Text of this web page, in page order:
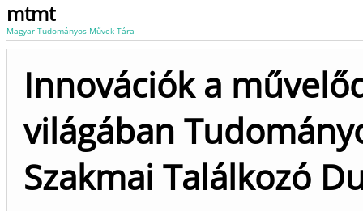
mtmt
Magyar Tudományos Művek Tára
Innovációk a
világában
Szakmai Találkozó